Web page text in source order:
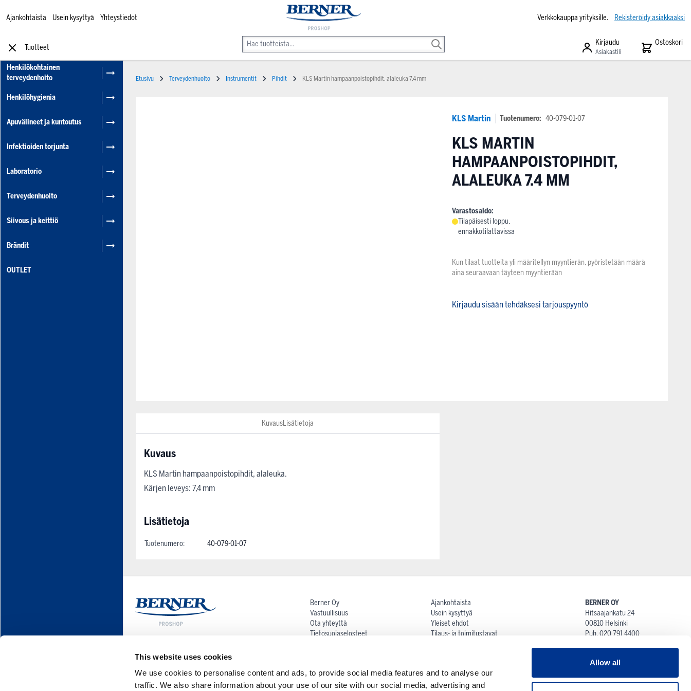
This website uses cookies
We use cookies to personalise content and ads, to provide social media features and to analyse our
traffic. We also share information about your use of our site with our social media, advertising and
Allow all
Ajankohtaista Usein kysyttyä Yhteystiedot Verkkokauppa yrityksille. Rekisteröidy asiakkaaksi
Tuotteet
Kirjaudu
Asiakastili
Ostoskori
Henkilökohtainen
terveydenhoito
Henkilöhygienia
Apuvälineet ja kuntoutus
Infektioiden torjunta
Laboratorio
Terveydenhuolto
Siivous ja keittiö
Brändit
OUTLET
KLS Martin Tuotenumero: 40-079-01-07
KLS MARTIN
HAMPAANPOISTOPIHDIT,
ALALEUKA 7.4 MM
Varastosaldo:
Tilapäisesti loppu,
ennakkotilattavissa
Kun tilaat tuotteita yli määritellyn myyntierän, pyöristetään määrä
aina seuraavaan täyteen myyntierään
Kirjaudu sisään tehdäksesi tarjouspyyntö
KuvausLisätietoja
Kuvaus
KLS Martin hampaanpoistopihdit, alaleuka.
Kärjen leveys: 7,4 mm
Lisätietoja
Tuotenumero: 40-079-01-07
Etusivu Terveydenhuolto Instrumentit Pihdit KLS Martin hampaanpoistopihdit, alaleuka 7.4 mm
Berner Oy
Vastuullisuus
Ota yhteyttä
Tietosuojaselosteet
Ajankohtaista
Usein kysyttyä
Yleiset ehdot
Tilaus- ja toimitustavat
BERNER OY
Hitsaajankatu 24
00810 Helsinki
Puh. 020 791 4400